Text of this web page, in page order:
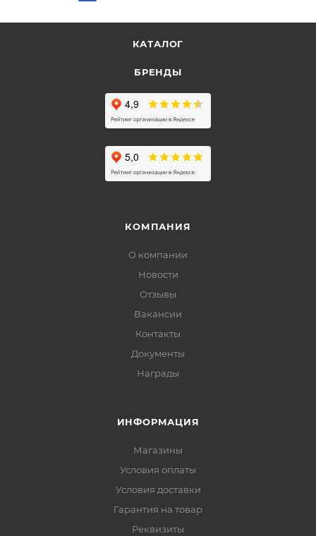
КАТАЛОГ
БРЕНДЫ
КОМПАНИЯ
О компании
Новости
Отзывы
Вакансии
Контакты
Документы
Награды
ИНФОРМАЦИЯ
Магазины
Условия оплаты
Условия доставки
Гарантия на товар
Реквизиты